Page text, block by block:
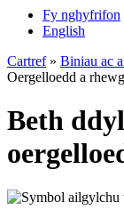
Fy nghyfrifon
English
Cartref» Biniau ac
Oergelloedd a
Beth